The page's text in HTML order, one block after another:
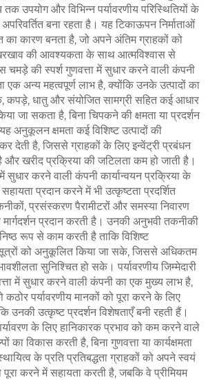
उपयोग और विभिन्न पर्यावरणीय परिस्थितियों के
बना रहता है। यह टिकाऊपन निर्माताओं
कारण बनता है, जो अपने अंतिम ग्राहकों को
की आवश्यकता के साथ आत्मविश्वास से
की स्पर्श गुणवत्ता में सुधार करने वाली कंपनी
एक अन्य महत्वपूर्ण लाभ है, क्योंकि उनके उत्पादों का
कपड़े, धातु और संयोजित सामग्री सहित कई आधार
जा सकता है, बिना चिपकने की क्षमता या प्रदर्शन
अनुकूलन क्षमता कई विशिष्ट उत्पादों की
देती है, जिससे ग्राहकों के लिए इन्वेंट्री प्रबंधन
और खरीद प्रक्रिया की जटिलता कम हो जाती है।
सुधार करने वाली कंपनी कार्यान्वयन प्रक्रिया के
प्रदान करने में भी उत्कृष्टता प्रदर्शित
प्रसंस्करण पैरामीटरों और समस्या निवारण
प्रदान करती है। उनकी अनुभवी तकनीकी
रूप से काम करती है ताकि विशिष्ट
को अनुकूलित किया जा सके, जिससे अधिकतम
सुनिश्चित हो सके। पर्यावरणीय जिम्मेदारी
में सुधार करने वाली कंपनी का एक मुख्य लाभ है,
कठोर पर्यावरणीय मानकों को पूरा करने के लिए
उनकी उत्कृष्ट प्रदर्शन विशेषताएँ बनी रहती हैं।
के लिए हानिकारक प्रभाव को कम करने वाले
का विकास करती है, बिना गुणवत्ता या कार्यक्षमता
के प्रति प्रतिबद्धता ग्राहकों को अपने स्वयं
पूरा करने में सहायता करती है, जबकि वे प्रीमियम